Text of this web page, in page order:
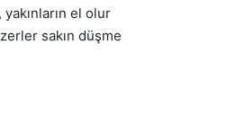
el olur
sakın düşme